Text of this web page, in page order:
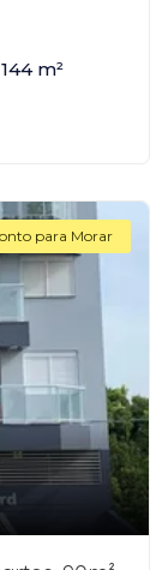
144 m²
para Morar